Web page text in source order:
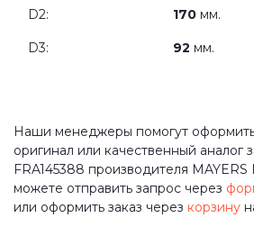
D2: 170 мм.
D3: 92 мм.
Наши менеджеры помогут оформить
оригинал или качественный аналог
FRA145388 производителя MAYERS
можете отправить запрос через
или оформить заказ через корзину